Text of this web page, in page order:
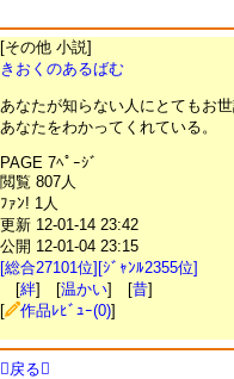
[その他 小説]
きおくのあるばむ
あなたが知らない人にとてもお
あなたをわかってくれている。
PAGE 7ﾍﾟｰｼﾞ
閲覧 807人
ﾌｧﾝ! 1人
更新 12-01-14 23:42
公開 12-01-04 23:15
[総合27101位][ｼﾞｬﾝﾙ2355位]
[絆] [温かい] [昔]
[
作品ﾚﾋﾞｭｰ(0)]
戻る